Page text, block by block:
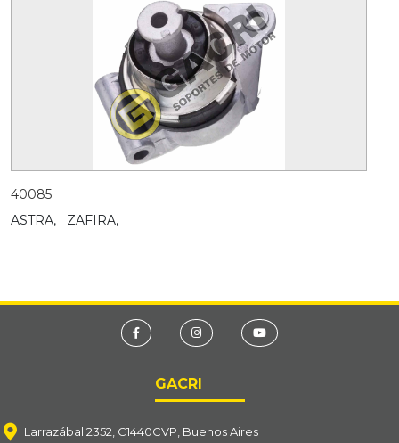
40085
ASTRA,
ZAFIRA,
GACRI
Larrazábal 2352, C1440CVP, Buenos Aires